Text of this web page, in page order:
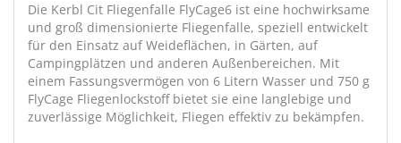
Die Kerbl Cit Fliegenfalle FlyCage6 ist eine hochwirksame
und groß dimensionierte Fliegenfalle, speziell entwickelt
für den Einsatz auf Weideflächen, in Gärten, auf
Campingplätzen und anderen Außenbereichen. Mit
einem Fassungsvermögen von 6 Litern Wasser und 750 g
FlyCage Fliegenlockstoff bietet sie eine langlebige und
zuverlässige Möglichkeit, Fliegen effektiv zu bekämpfen.